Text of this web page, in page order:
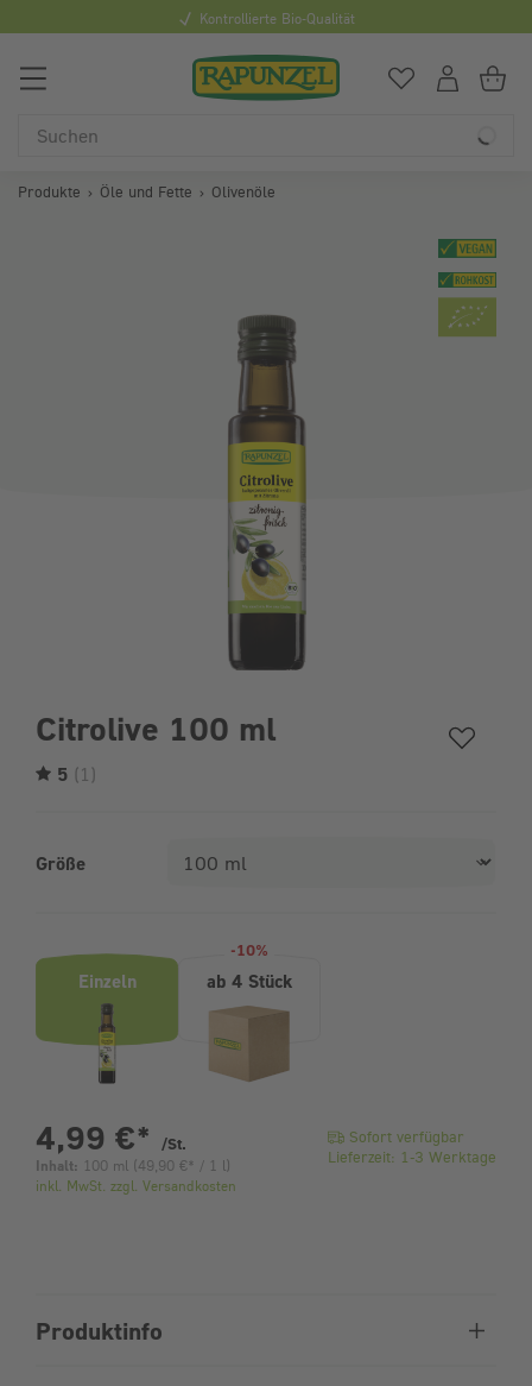
Kontrollierte Bio-Qualität
Du hast0
Produkte Öle und Fette Olivenöle
Citrolive 100 ml
5 (1)
Größe
Einzeln
-10%
ab 4 Stück
4,99 €* /St.
Inhalt: 100 ml ( 49,90 € * / 1 l)
inkl. MwSt. zzgl. Versandkosten
Sofort verfügbar
Lieferzeit: 1-3 Werktage
Produktinfo